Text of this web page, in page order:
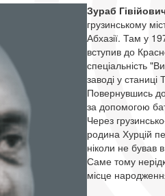
Зураб
грузинському
Абхазії. Там у
вступив до
спеціальність
заводі у станиці
Повернувшись до
за допомогою
Через
родина Хурцій
ніколи не бував
Саме тому
місце